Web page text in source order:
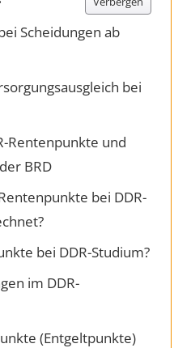
Scheidungen ab
bei
Rentenpunkte und
BRD
bei DDR-
bei DDR-Studium?
im DDR-
(Entgeltpunkte)